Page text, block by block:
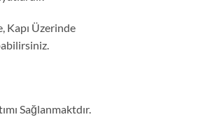
Kapı Üzerinde
Sağlanmaktdır.